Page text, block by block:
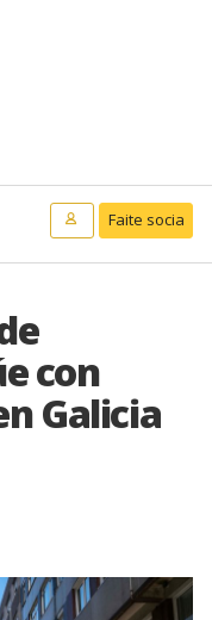
Faite socia
con
Galicia